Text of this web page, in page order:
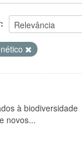
à biodiversidade
novos...